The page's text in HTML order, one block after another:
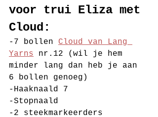
voor trui Eliza met
Cloud:
-7 bollen Cloud van Lang
Yarns nr.12 (wil je hem
minder lang dan heb je aan
6 bollen genoeg)
-Haaknaald 7
-Stopnaald
-2 steekmarkeerders